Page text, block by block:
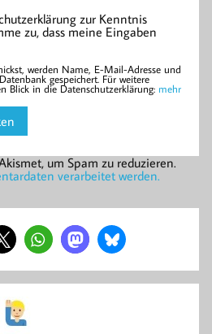
zur Kenntnis
zu, dass meine Eingaben
werden Name, E-Mail-Adresse und
gespeichert. Für weitere
Blick in die Datenschutzerklärung: mehr
um Spam zu reduzieren.
verarbeitet werden.